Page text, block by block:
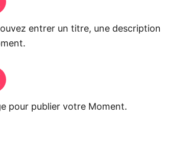
entrer un titre, une description
pour publier votre Moment.